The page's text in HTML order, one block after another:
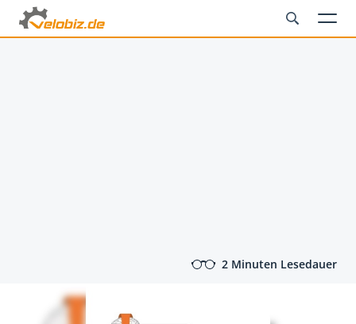
2 Minuten Lesedauer